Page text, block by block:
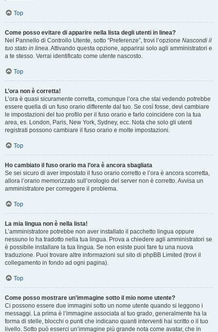
Top
Come posso evitare di apparire nella lista degli utenti in linea?
Nel Pannello di Controllo Utente, sotto “Preferenze”, trovi l’opzione Nascondi il
tuo stato in linea. Attivando questa opzione, apparirai solo agli amministratori e
a te stesso. Verrai identificato come utente nascosto.
Top
L’ora non è corretta!
L’ora è quasi sicuramente corretta, comunque l’ora che stai vedendo potrebbe
essere quella di un fuso orario differente dal tuo. Se così fosse, devi cambiare
le impostazioni del tuo profilo per il fuso orario e farlo coincidere con la tua
area, es. London, Paris, New York, Sydney, ecc. Nota che solo gli utenti
registrati possono cambiare il fuso orario e molte impostazioni.
Top
Ho cambiato il fuso orario ma l’ora è ancora sbagliata
Se sei sicuro di aver impostato il fuso orario corretto e l’ora è ancora scorretta,
allora l’orario memorizzato sull’orologio del server non è corretto. Avvisa un
amministratore per correggere il problema.
Top
La mia lingua non è nella lista!
L’amministratore potrebbe non aver installato il pacchetto lingua oppure
nessuno lo ha tradotto nella tua lingua. Prova a chiedere agli amministratori se
è possibile installare la tua lingua. Se non esiste puoi fare tu una nuova
traduzione. Puoi trovare altre informazioni sul sito di phpBB Limited (trovi il
collegamento in fondo ad ogni pagina).
Top
Come posso mostrare un’immagine sotto il mio nome utente?
Ci possono essere due immagini sotto un nome utente quando si leggono i
messaggi. La prima è l’immagine associata al tuo grado, generalmente ha la
forma di stelle, blocchi o punti che indicano quanti interventi hai scritto o il tuo
livello. Sotto può esserci un’immagine più grande nota come avatar, che in